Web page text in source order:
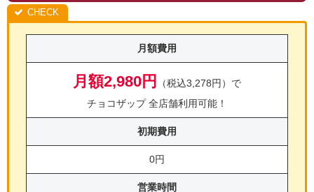
月額費用
月額2,980円
（税込3,278円）で
チョコザップ 全店舗利用可能！
初期費用
0円
営業時間